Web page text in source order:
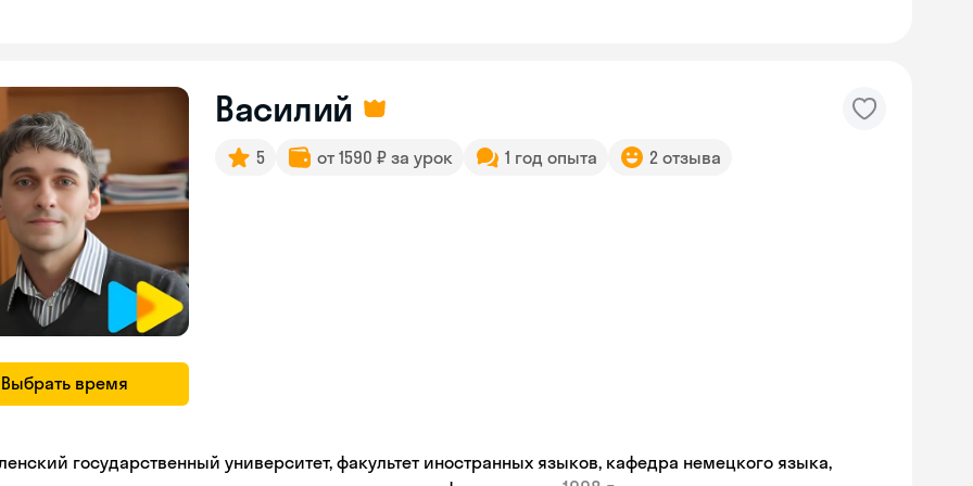
Выбрать время
Василий
5 от 1590 ₽ за урок 1 год опыта 2 отзыва
государственный университет, факультет иностранных языков, кафедра немецкого языка,
Skyeng Chat
online